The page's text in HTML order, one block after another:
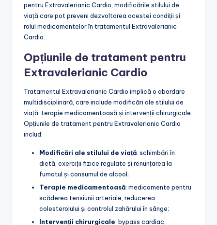
pentru Extravalerianic Cardio, modificările stilului de
viață care pot preveni dezvoltarea acestei condiții și
rolul medicamentelor în tratamentul Extravalerianic
Cardio.
Opțiunile de tratament pentru
Extravalerianic Cardio
Tratamentul Extravalerianic Cardio implică o abordare
multidisciplinară, care include modificări ale stilului de
viață, terapie medicamentoasă și intervenții chirurgicale.
Opțiunile de tratament pentru Extravalerianic Cardio
includ:
Modificări ale stilului de viață: schimbări în
dietă, exerciții fizice regulate și renunțarea la
fumatul și consumul de alcool;
Terapie medicamentoasă: medicamente pentru
scăderea tensiunii arteriale, reducerea
colesterolului și controlul zahărului în sânge;
Intervenții chirurgicale: bypass cardiac,